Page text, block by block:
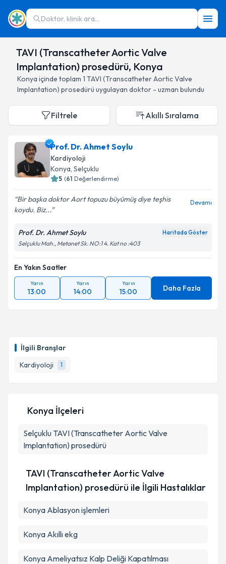
Doktor, klinik ara...
TAVI (Transcatheter Aortic Valve
Implantation) prosedürü, Konya
Konya içinde toplam 1 TAVI (Transcatheter Aortic Valve
Implantation) prosedürü uygulayan doktor - uzman bulundu
İlgili Branşlar
Kardiyoloji
1
Filtrele Akıllı Sıralama
Prof. Dr. Ahmet Soylu
Kardiyoloji
Konya, Selçuklu
5 (61 Değerlendirme)
Bir başka doktor Aort topuzu büyümüş diye teşhis
koydu. Biz...
Devamı
Prof. Dr. Ahmet Soylu Haritada Göster
Selçuklu Mah., Metanet Sk. NO:1 4. Kat no :403
En Yakın Saatler
Yarın
13:00
Yarın
14:00
Yarın
15:00 Daha Fazla
Konya İlçeleri
Selçuklu TAVI (Transcatheter Aortic Valve
Implantation) prosedürü
TAVI (Transcatheter Aortic Valve
Implantation) prosedürü ile İlgili Hastalıklar
Konya Ablasyon işlemleri
Konya Akıllı ekg
Konya Ameliyatsız Kalp Deliği Kapatılması